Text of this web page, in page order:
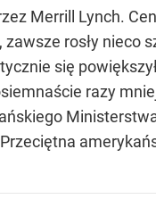
Merrill Lynch.
rosły nieco
się
razy